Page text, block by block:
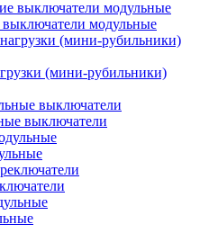
модульные
(мини-рубильники)
выключатели